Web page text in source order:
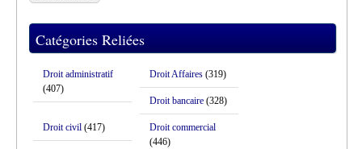
Catégories Reliées
Droit administratif
(407)
Droit Affaires (319)
Droit bancaire (328)
Droit civil (417)
Droit commercial
(446)